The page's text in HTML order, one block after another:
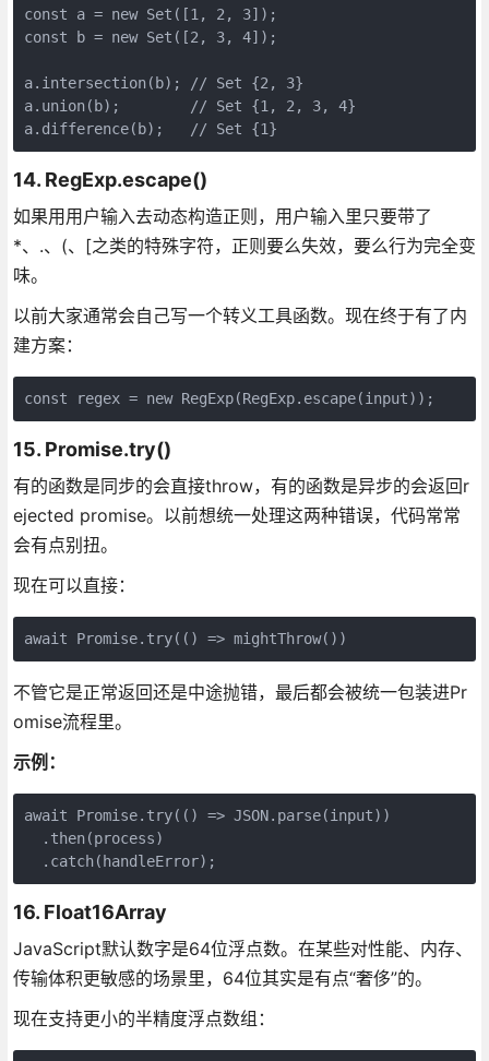
const a = new Set([1, 2, 3]);
const b = new Set([2, 3, 4]);
a.intersection(b); // Set {2, 3}
a.union(b);        // Set {1, 2, 3, 4}
a.difference(b);   // Set {1}
14. RegExp.escape()
如果用用户输入去动态构造正则，用户输入里只要带了
*、.、(、[之类的特殊字符，正则要么失效，要么行为完全变
味。
以前大家通常会自己写一个转义工具函数。现在终于有了内
建方案：
const regex = new RegExp(RegExp.escape(input));
15. Promise.try()
有的函数是同步的会直接throw，有的函数是异步的会返回r
ejected promise。以前想统一处理这两种错误，代码常常
会有点别扭。
现在可以直接：
await Promise.try(() => mightThrow())
不管它是正常返回还是中途抛错，最后都会被统一包装进Pr
omise流程里。
示例：
await Promise.try(() => JSON.parse(input))
  .then(process)
  .catch(handleError);
16. Float16Array
JavaScript默认数字是64位浮点数。在某些对性能、内存、
传输体积更敏感的场景里，64位其实是有点“奢侈”的。
现在支持更小的半精度浮点数组：